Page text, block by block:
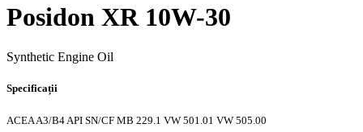
Posidon XR 10W-30
Synthetic Engine Oil
Specificații
ACEA A3/B4API SN/CF MB 229.1 VW 501.01 VW 505.00